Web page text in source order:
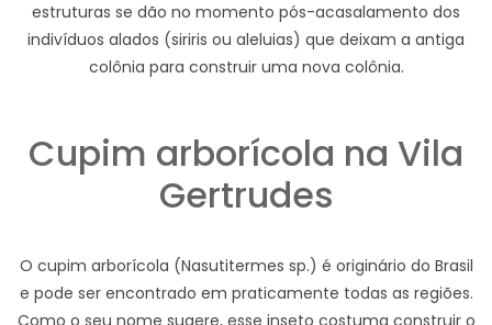
estruturas se dão no momento pós-acasalamento dos
indivíduos alados (siriris ou aleluias) que deixam a antiga
colônia para construir uma nova colônia.
Cupim arborícola na Vila
Gertrudes
O cupim arborícola (Nasutitermes sp.) é originário do Brasil
e pode ser encontrado em praticamente todas as regiões.
Como o seu nome sugere, esse inseto costuma construir o